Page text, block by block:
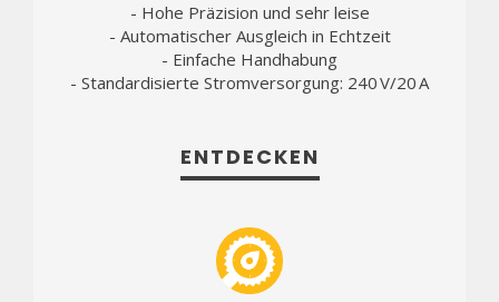
- Hohe Präzision und sehr leise
- Automatischer Ausgleich in Echtzeit
- Einfache Handhabung
- Standardisierte Stromversorgung: 240 V/20 A
ENTDECKEN